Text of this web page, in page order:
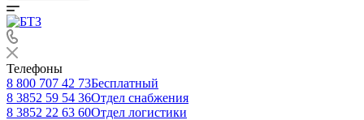
Телефоны
8 800 707 42 73Бесплатный
8 3852 59 54 36Отдел снабжения
8 3852 22 63 60Отдел логистики